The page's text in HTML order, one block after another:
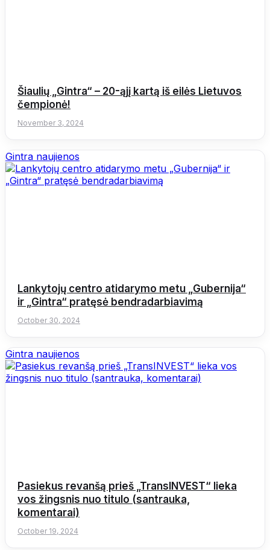
Šiaulių „Gintra“ – 20-ąjį kartą iš eilės Lietuvos
čempionė!
November 3, 2024
Gintra naujienos
Lankytojų centro atidarymo metu „Gubernija“
ir „Gintra“ pratęsė bendradarbiavimą
October 30, 2024
Gintra naujienos
Pasiekus revanšą prieš „TransINVEST“ lieka
vos žingsnis nuo titulo (santrauka,
komentarai)
October 19, 2024